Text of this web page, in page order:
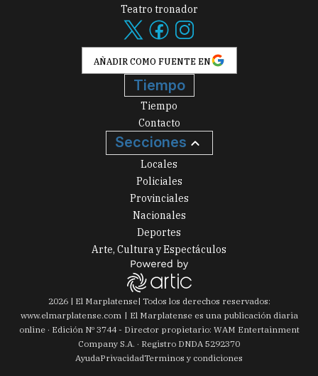
Teatro tronador
AÑADIR COMO FUENTE EN
Tiempo
Tiempo
Contacto
Secciones
Locales
Policiales
Provinciales
Nacionales
Deportes
Arte, Cultura y Espectáculos
2026| El Marplatense| Todos los derechos reservados:
www.elmarplatense.com
El Marplatense es una publicación diaria
online · Edición Nº 3744- Director propietario: WAM Entertainment
Company S.A. · Registro DNDA 5292370
AyudaPrivacidadTerminos y condiciones